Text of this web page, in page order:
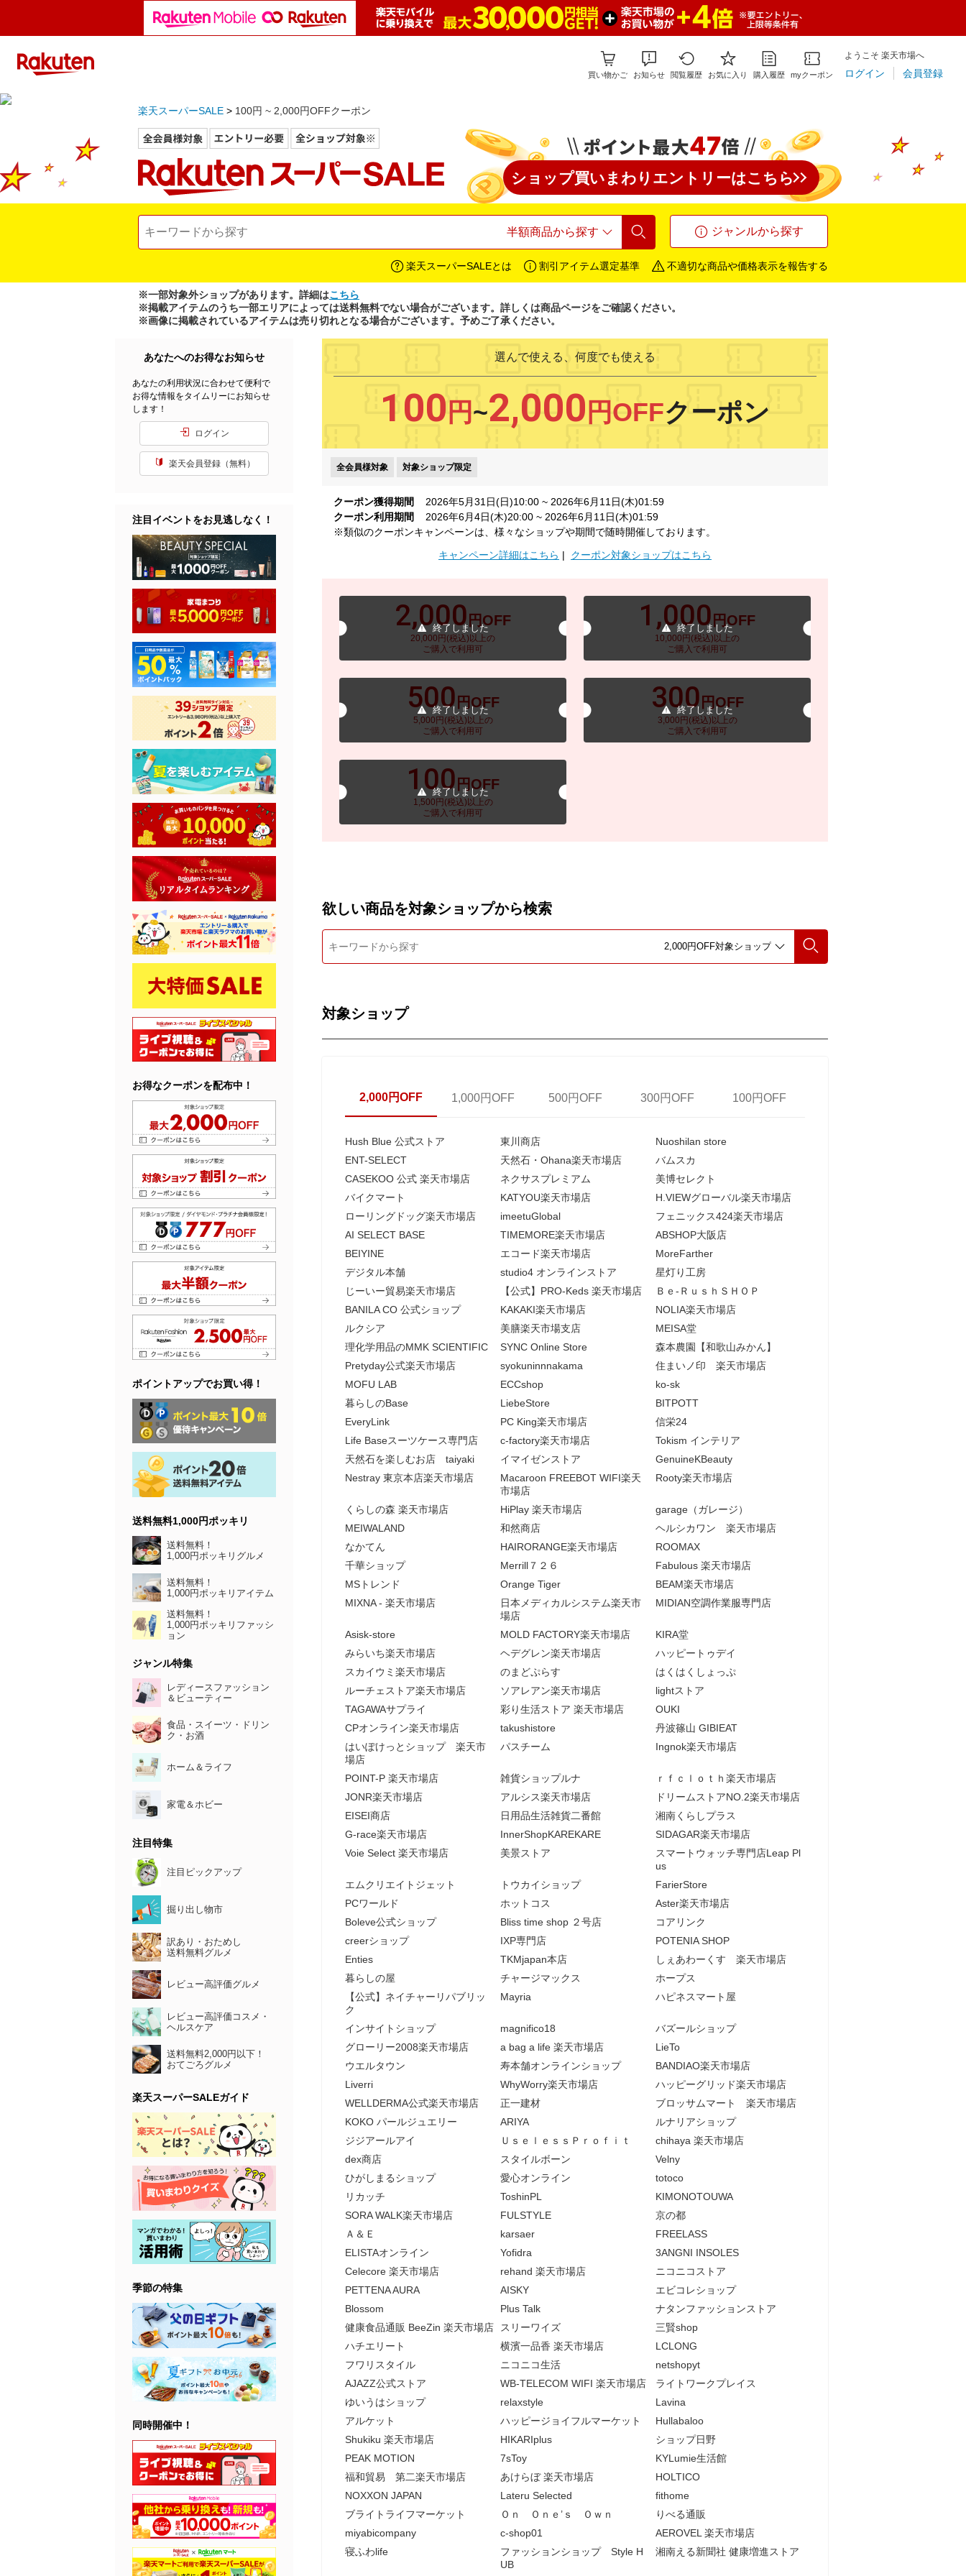
買い物かご お知らせ 閲覧履歴 お気に入り 購入履歴 myクーポン
ようこそ 楽天市場へ
ログイン 会員登録
楽天スーパーSALE 100円 ~ 2,000円OFFクーポン
ショップ買いまわりエントリーはこちら
検索 ジャンルから探す
楽天スーパーSALEとは 割引アイテム選定基準 不適切な商品や価格表示を報告する
※一部対象外ショップがあります。詳細はこちら
※掲載アイテムのうち一部エリアによっては送料無料でない場合がございます。詳しくは商品ページをご確認ください。
※画像に掲載されているアイテムは売り切れとなる場合がございます。予めご了承ください。
あなたへのお得なお知らせ
あなたの利用状況に合わせて便利で
お得な情報をタイムリーにお知らせ
します！
ログイン
楽天会員登録（無料）
注目イベントをお見逃しなく！
お得なクーポンを配布中！
ポイントアップでお買い得！
送料無料1,000円ポッキリ
送料無料！
1,000円ポッキリグルメ
送料無料！
1,000円ポッキリアイテム
送料無料！
1,000円ポッキリファッシ
ョン
ジャンル特集
レディースファッション
＆ビューティー
食品・スイーツ・ドリン
ク・お酒
ホーム＆ライフ
家電＆ホビー
注目特集
注目ピックアップ
掘り出し物市
訳あり・おためし
送料無料グルメ
レビュー高評価グルメ
レビュー高評価コスメ・
ヘルスケア
送料無料2,000円以下！
おてごろグルメ
楽天スーパーSALEガイド
季節の特集
同時開催中！
選んで使える、何度でも使える
100 円~2,000 円OFFクーポン
全会員様対象 対象ショップ限定
クーポン獲得期間
2026年5月31日(日)10:00 ~ 2026年6月11日(木)01:59
クーポン利用期間
2026年6月4日(木)20:00 ~ 2026年6月11日(木)01:59
※類似のクーポンキャンペーンは、様々なショップや期間で随時開催しております。
キャンペーン詳細はこちら
クーポン対象ショップはこちら
2,000 円OFF
20,000円(税込)以上の
ご購入で利用可
終了しました 1,000 円OFF
10,000円(税込)以上の
ご購入で利用可
終了しました
500 円OFF
5,000円(税込)以上の
ご購入で利用可
終了しました 300 円OFF
3,000円(税込)以上の
ご購入で利用可
終了しました
100 円OFF
1,500円(税込)以上の
ご購入で利用可
終了しました
欲しい商品を対象ショップから検索
検索
対象ショップ
2,000円OFF 1,000円OFF 500円OFF 300円OFF 100円OFF
Hush Blue 公式ストア 東川商店
Nuoshilan store
ENT-SELECT
天然石・Ohana楽天市場店
バムスカ
CASEKOO 公式 楽天市場店
ネクサスプレミアム
美博セレクト
バイクマート
KATYOU楽天市場店
H.VIEWグローバル楽天市場店
ローリングドッグ楽天市場店
imeetuGlobal
フェニックス424楽天市場店
AI SELECT BASE
TIMEMORE楽天市場店
ABSHOP大阪店
BEIYINE
エコード楽天市場店
MoreFarther
デジタル本舗
studio4 オンラインストア
星灯り工房
じーいー貿易楽天市場店
【公式】PRO-Keds 楽天市場店
Ｂｅ-ＲｕｓｈＳＨＯＰ
BANILA CO 公式ショップ
KAKAKI楽天市場店
NOLIA楽天市場店
ルクシア
美膳楽天市場支店
MEISA堂
理化学用品のMMK SCIENTIFIC
SYNC Online Store
森本農園【和歌山みかん】
Pretyday公式楽天市場店
syokuninnnakama
住まいノ印 楽天市場店
MOFU LAB
ECCshop
ko-sk
暮らしのBase
LiebeStore
BITPOTT
EveryLink
PC King楽天市場店
信栄24
Life Baseスーツケース専門店
c-factory楽天市場店
Tokism インテリア
天然石を楽しむお店 taiyaki
イマイゼンストア
GenuineKBeauty
Nestray 東京本店楽天市場店
Macaroon FREEBOT WIFI楽天
市場店
Rooty楽天市場店
くらしの森 楽天市場店 HiPlay 楽天市場店
garage（ガレージ）
MEIWALAND
和然商店
ヘルシカワン 楽天市場店
なかてん
HAIRORANGE楽天市場店
ROOMAX
千華ショップ
Merrill７２６
Fabulous 楽天市場店
MSトレンド
Orange Tiger
BEAM楽天市場店
MIXNA - 楽天市場店
日本メディカルシステム楽天市
場店
MIDIAN空調作業服専門店
Asisk-store MOLD FACTORY楽天市場店
KIRA堂
みらいち楽天市場店
ヘデグレン楽天市場店
ハッピートゥデイ
スカイウミ楽天市場店
のまどぷらす
はくはくしょっぷ
ルーチェストア楽天市場店
ソアレアン楽天市場店
lightストア
TAGAWAサプライ
彩り生活ストア 楽天市場店
OUKI
CPオンライン楽天市場店
takushistore
丹波篠山 GIBIEAT
はいぽけっとショップ 楽天市
場店
パスチーム Ingnok楽天市場店
POINT-P 楽天市場店 雑貨ショップルナ
ｒｆｃｌｏｔｈ楽天市場店
JONR楽天市場店
アルシス楽天市場店
ドリームストアNO.2楽天市場店
EISEI商店
日用品生活雑貨二番館
湘南くらしプラス
G-race楽天市場店
InnerShopKAREKARE
SIDAGAR楽天市場店
Voie Select 楽天市場店
美景ストア
スマートウォッチ専門店Leap Pl
us
エムクリエイトジェット
トウカイショップ
FarierStore
PCワールド
ホットコス
Aster楽天市場店
Boleve公式ショップ
Bliss time shop ２号店
コアリンク
creerショップ
IXP専門店
POTENIA SHOP
Enties
TKMjapan本店
しぇあわーくす 楽天市場店
暮らしの屋
チャージマックス
ホープス
【公式】ネイチャーリパブリッ
ク
Mayria ハピネスマート屋
インサイトショップ magnifico18
バズールショップ
グローリー2008楽天市場店
a bag a life 楽天市場店
LieTo
ウエルタウン
寿本舗オンラインショップ
BANDIAO楽天市場店
Liverri
WhyWorry楽天市場店
ハッピーグリッド楽天市場店
WELLDERMA公式楽天市場店
正一建材
ブロッサムマート 楽天市場店
KOKO パールジュエリー
ARIYA
ルナリアショップ
ジジアールアイ
ＵｓｅｌｅｓｓＰｒｏｆｉｔ
chihaya 楽天市場店
dex商店
スタイルボーン
Velny
ひがしまるショップ
愛心オンライン
totoco
リカッチ
ToshinPL
KIMONOTOUWA
SORA WALK楽天市場店
FULSTYLE
京の都
Ａ＆Ｅ
karsaer
FREELASS
ELISTAオンライン
Yofidra
3ANGNI INSOLES
Celecore 楽天市場店
rehand 楽天市場店
ニコニコストア
PETTENA AURA
AISKY
エビコレショップ
Blossom
Plus Talk
ナタンファッションストア
健康食品通販 BeeZin 楽天市場店
スリーワイズ
三賢shop
ハチエリート
横濱一品香 楽天市場店
LCLONG
フワリスタイル
ニコニコ生活
netshopyt
AJAZZ公式ストア
WB-TELECOM WIFI 楽天市場店
ライトワークプレイス
ゆいうはショップ
relaxstyle
Lavina
アルケット
ハッピージョイフルマーケット
Hullabaloo
Shukiku 楽天市場店
HIKARIplus
ショップ日野
PEAK MOTION
7sToy
KYLumie生活館
福和貿易 第二楽天市場店
あけらぼ 楽天市場店
HOLTICO
NOXXON JAPAN
Lateru Selected
fithome
ブライトライフマーケット
Ｏｎ Ｏｎｅ’ｓ Ｏｗｎ
りべる通販
miyabicompany
c-shop01
AEROVEL 楽天市場店
寝ふわlife
ファッションショップ Style H
UB
湘南える新聞社 健康増進ストア